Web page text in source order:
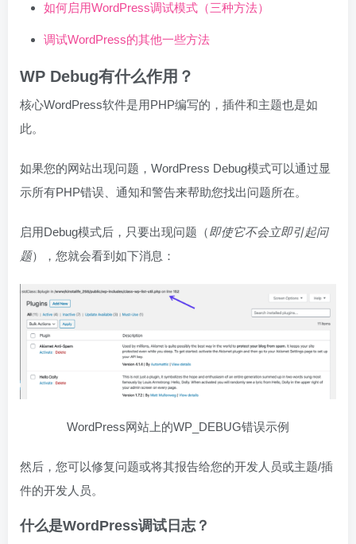
如何启用WordPress调试模式（三种方法）
调试WordPress的其他一些方法
WP Debug有什么作用？
核心WordPress软件是用PHP编写的，插件和主题也是如
此。
如果您的网站出现问题，WordPress Debug模式可以通过显
示所有PHP错误、通知和警告来帮助您找出问题所在。
启用Debug模式后，只要出现问题（即使它不会立即引起问
题），您就会看到如下消息：
WordPress网站上的WP_DEBUG错误示例
然后，您可以修复问题或将其报告给您的开发人员或主题/插
件的开发人员。
什么是WordPress调试日志？